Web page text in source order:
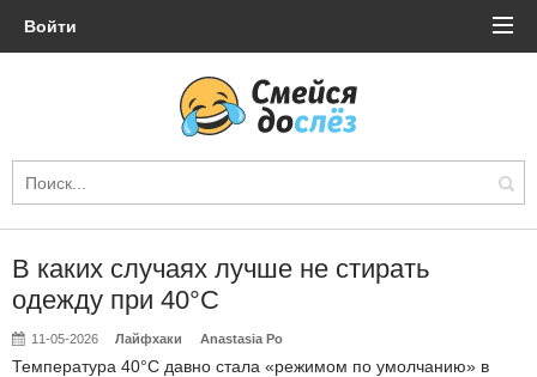
Войти
В каких случаях лучше не стирать
одежду при 40°C
11-05-2026 Лайфхаки Anastasia Po
Температура 40°C давно стала «режимом по умолчанию» в